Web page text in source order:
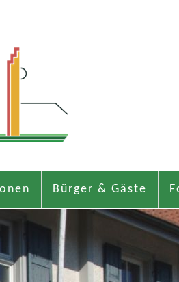
Bürger & Gäste